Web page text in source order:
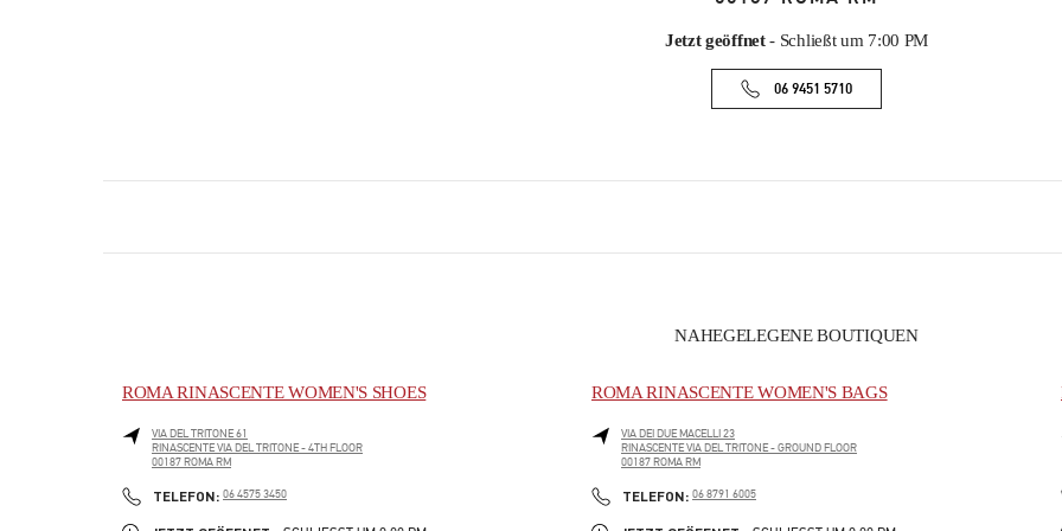
Jetzt geöffnet- Schließt um 7:00 PM
06 9451 5710
NAHEGELEGENE BOUTIQUEN
ROMA RINASCENTE WOMEN'S SHOES
VIA DEL TRITONE 61
RINASCENTE VIA DEL TRITONE - 4TH FLOOR
00187 ROMA RM
TELEFON: PHONE
06 4575 3450
ROMA RINASCENTE WOMEN'S BAGS
VIA DEI DUE MACELLI 23
RINASCENTE VIA DEL TRITONE - GROUND FLOOR
00187 ROMA RM
TELEFON: PHONE
06 8791 6005